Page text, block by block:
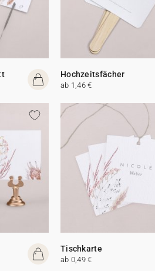
Hochzeitsfächer
ab 1,46 €
Tischkarte
ab 0,49 €